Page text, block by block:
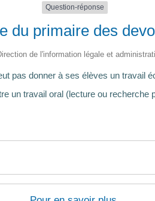
Question-réponse
du primaire des
de l'information légale et
pas donner à ses élèves un travail
un travail oral (lecture ou recherche